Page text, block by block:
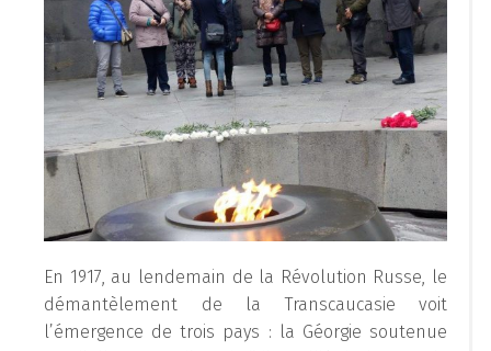
En 1917, au lendemain de la Révolution Russe, le
démantèlement de la Transcaucasie voit
l’émergence de trois pays : la Géorgie soutenue